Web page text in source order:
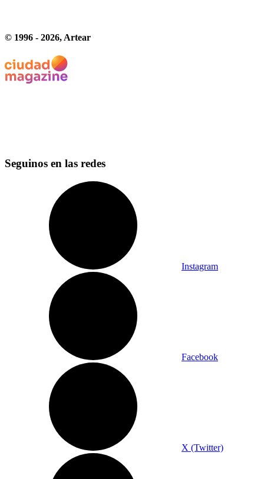
© 1996 - 2026, Artear
Seguinos en las redes
Instagram
Facebook
X (Twitter)